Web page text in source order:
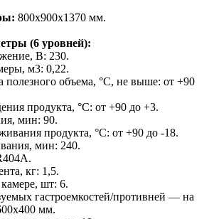
800x900x1370 мм.
(6 уровней):
В: 230.
м3: 0,22.
полезного объема, °С, не выше: от +90
продукта, °С: от +90 до +3.
мин: 90.
продукта, °С: от +90 до -18.
мин: 240.
кг: 1,5.
шт: 6.
гастроемкостей/противней — на
мм.